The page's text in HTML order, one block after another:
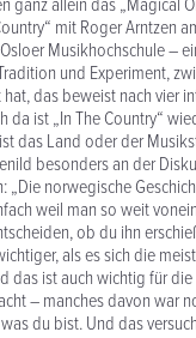
ganz allein das „Magical
mit Roger Arntzen
Musikhochschule –
und Experiment,
das beweist nach vier
da ist „In The Country“
das Land oder der
besonders an der
„Die norwegische
weil man so weit
ob du ihn
als es sich die
das ist auch wichtig für
– manches davon war
du bist. Und das